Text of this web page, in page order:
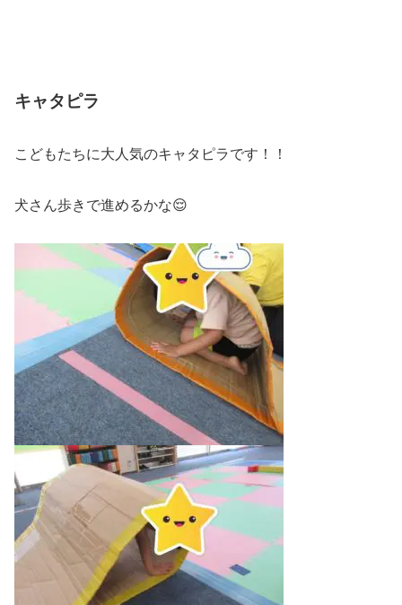
キャタピラ
こどもたちに大人気のキャタピラです！！
犬さん歩きで進めるかな😌